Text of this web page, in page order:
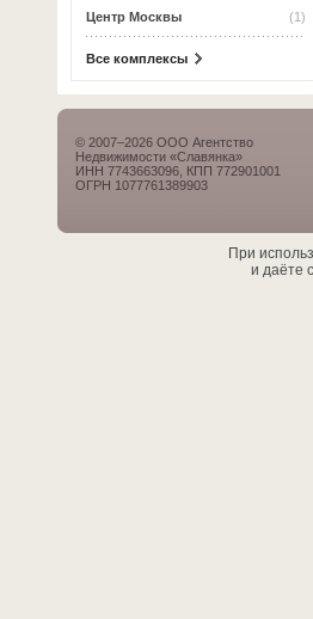
(1)
Центр Москвы
Все комплексы
© 2007–2026 ООО Агентство
Недвижимости «Славянка»
ИНН 7743663096, КПП 772901001
ОГРН 1077761389903
При
и даёте